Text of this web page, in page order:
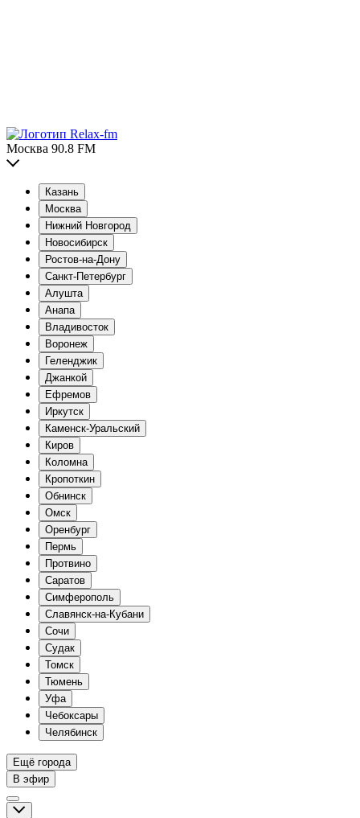
Москва 90.8 FM
Казань
Москва
Нижний Новгород
Новосибирск
Ростов-на-Дону
Санкт-Петербург
Алушта
Анапа
Владивосток
Воронеж
Геленджик
Джанкой
Ефремов
Иркутск
Каменск-Уральский
Киров
Коломна
Кропоткин
Обнинск
Омск
Оренбург
Пермь
Протвино
Саратов
Симферополь
Славянск-на-Кубани
Сочи
Судак
Томск
Тюмень
Уфа
Чебоксары
Челябинск
Ещё города
В эфир